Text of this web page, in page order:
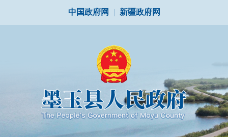
中国政府网 | 新疆政府网